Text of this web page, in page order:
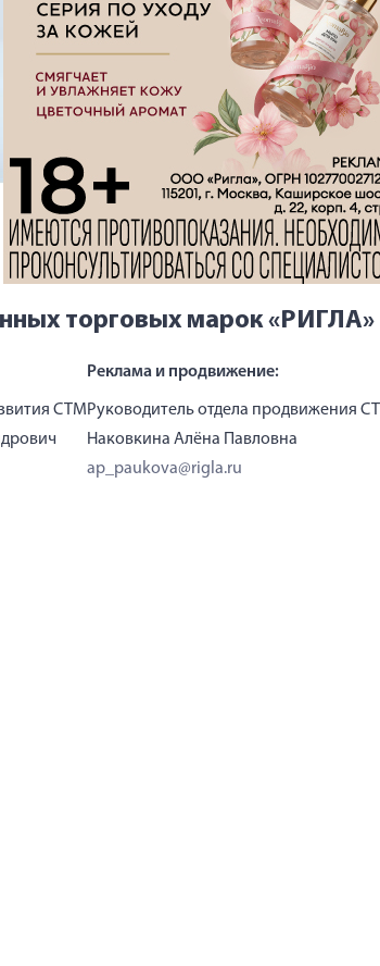
торговых марок «РИГЛА»
СТМ
Реклама и продвижение:
Руководитель отдела продвижения
Наковкина Алёна Павловна
ap_paukova@rigla.ru